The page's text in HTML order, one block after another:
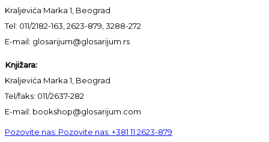
Kraljevića Marka 1, Beograd
Tel: 011/2182-163, 2623-879, 3288-272
E-mail: glosarijum@glosarijum.rs
Knjižara:
Kraljevića Marka 1, Beograd
Tel/faks: 011/2637-282
E-mail: bookshop@glosarijum.com
Pozovite nas: Pozovite nas: +381 11 2623-879